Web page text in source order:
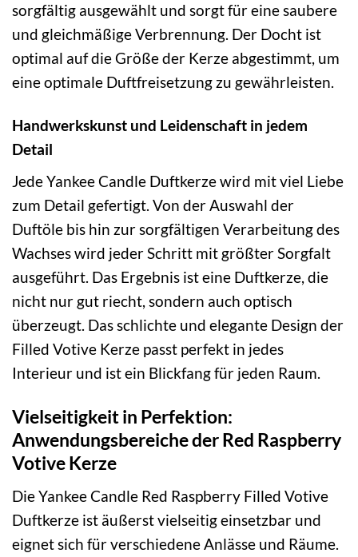
sorgfältig ausgewählt und sorgt für eine saubere
und gleichmäßige Verbrennung. Der Docht ist
optimal auf die Größe der Kerze abgestimmt, um
eine optimale Duftfreisetzung zu gewährleisten.
Handwerkskunst und Leidenschaft in jedem
Detail
Jede Yankee Candle Duftkerze wird mit viel Liebe
zum Detail gefertigt. Von der Auswahl der
Duftöle bis hin zur sorgfältigen Verarbeitung des
Wachses wird jeder Schritt mit größter Sorgfalt
ausgeführt. Das Ergebnis ist eine Duftkerze, die
nicht nur gut riecht, sondern auch optisch
überzeugt. Das schlichte und elegante Design der
Filled Votive Kerze passt perfekt in jedes
Interieur und ist ein Blickfang für jeden Raum.
Vielseitigkeit in Perfektion:
Anwendungsbereiche der Red Raspberry
Votive Kerze
Die Yankee Candle Red Raspberry Filled Votive
Duftkerze ist äußerst vielseitig einsetzbar und
eignet sich für verschiedene Anlässe und Räume.